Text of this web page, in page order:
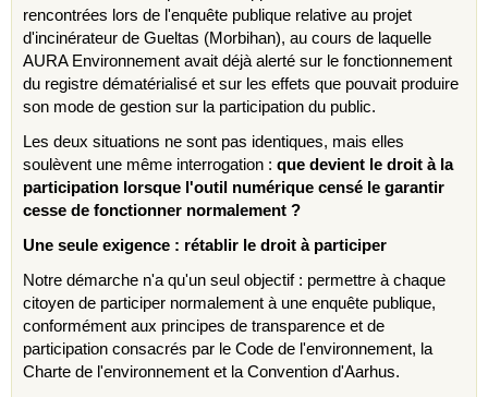
rencontrées lors de l'enquête publique relative au projet
d'incinérateur de Gueltas (Morbihan), au cours de laquelle
AURA Environnement avait déjà alerté sur le fonctionnement
du registre dématérialisé et sur les effets que pouvait produire
son mode de gestion sur la participation du public.
Les deux situations ne sont pas identiques, mais elles
soulèvent une même interrogation : que devient le droit à la
participation lorsque l'outil numérique censé le garantir
cesse de fonctionner normalement ?
Une seule exigence : rétablir le droit à participer
Notre démarche n'a qu'un seul objectif : permettre à chaque
citoyen de participer normalement à une enquête publique,
conformément aux principes de transparence et de
participation consacrés par le Code de l'environnement, la
Charte de l'environnement et la Convention d'Aarhus.